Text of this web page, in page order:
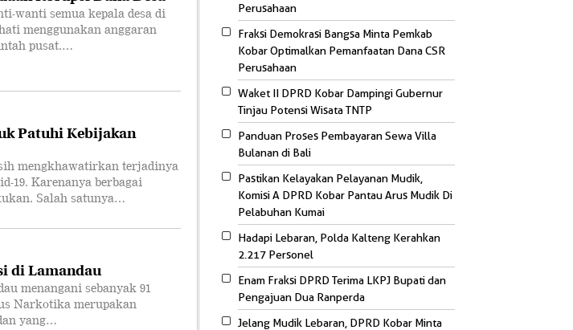
wanti semua kepala desa di
menggunakan anggaran
pusat.…
Patuhi Kebijakan
mengkhawatirkan terjadinya
19. Karenanya berbagai
Salah satunya…
di Lamandau
menangani sebanyak 91
Narkotika merupakan
yang…
Perusahaan
Fraksi Demokrasi Bangsa Minta Pemkab
Kobar Optimalkan Pemanfaatan Dana CSR
Perusahaan
Waket II DPRD Kobar Dampingi Gubernur
Tinjau Potensi Wisata TNTP
Panduan Proses Pembayaran Sewa Villa
Bulanan di Bali
Pastikan Kelayakan Pelayanan Mudik,
Komisi A DPRD Kobar Pantau Arus Mudik Di
Pelabuhan Kumai
Hadapi Lebaran, Polda Kalteng Kerahkan
2.217 Personel
Enam Fraksi DPRD Terima LKPJ Bupati dan
Pengajuan Dua Ranperda
Jelang Mudik Lebaran, DPRD Kobar Minta